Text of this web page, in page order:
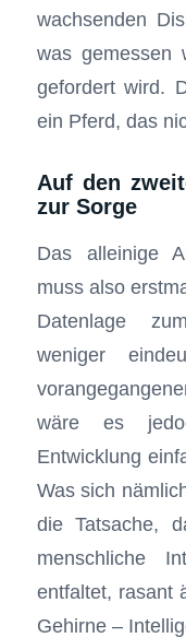
wachsenden
was gemessen
gefordert wird.
ein Pferd, das
Auf den
zur Sorge
Das alleinige
muss also
Datenlage
weniger
wäre es
Entwicklung
Was sich
die Tatsache,
menschliche
entfaltet, rasant
Gehirne –